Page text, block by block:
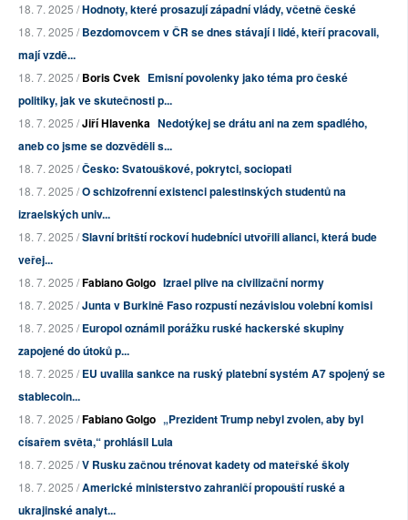
18. 7. 2025 /Hodnoty, které prosazují západní vlády, včetně české
18. 7. 2025 /Bezdomovcem v ČR se dnes stávají i lidé, kteří pracovali,
mají vzdě...
18. 7. 2025 /Boris Cvek Emisní povolenky jako téma pro české
politiky, jak ve skutečnosti p...
18. 7. 2025 /Jiří Hlavenka Nedotýkej se drátu ani na zem spadlého,
aneb co jsme se dozvěděli s...
18. 7. 2025 /Česko: Svatouškové, pokrytci, sociopati
18. 7. 2025 /O schizofrenní existenci palestinských studentů na
izraelských univ...
18. 7. 2025 /Slavní britští rockoví hudebníci utvořili alianci, která bude
veřej...
18. 7. 2025 /Fabiano Golgo Izrael plive na civilizační normy
18. 7. 2025 /Junta v Burkině Faso rozpustí nezávislou volební komisi
18. 7. 2025 /Europol oznámil porážku ruské hackerské skupiny
zapojené do útoků p...
18. 7. 2025 /EU uvalila sankce na ruský platební systém A7 spojený se
stablecoin...
18. 7. 2025 /Fabiano Golgo „Prezident Trump nebyl zvolen, aby byl
císařem světa,“ prohlásil Lula
18. 7. 2025 /V Rusku začnou trénovat kadety od mateřské školy
18. 7. 2025 /Americké ministerstvo zahraničí propouští ruské a
ukrajinské analyt...